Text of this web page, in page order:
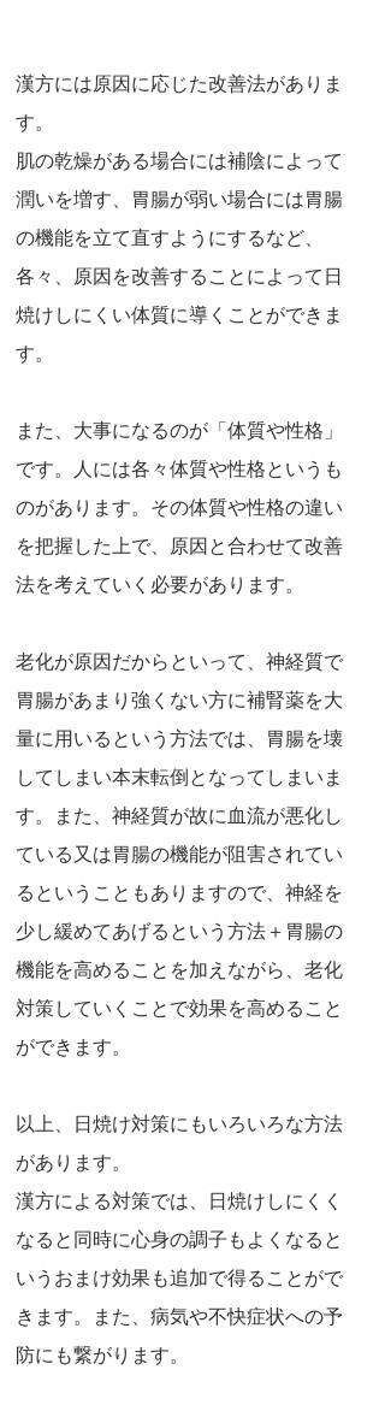
漢方には原因に応じた改善法がありま
す。
肌の乾燥がある場合には補陰によって
潤いを増す、胃腸が弱い場合には胃腸
の機能を立て直すようにするなど、
各々、原因を改善することによって日
焼けしにくい体質に導くことができま
す。
また、大事になるのが「体質や性格」
です。人には各々体質や性格というも
のがあります。その体質や性格の違い
を把握した上で、原因と合わせて改善
法を考えていく必要があります。
老化が原因だからといって、神経質で
胃腸があまり強くない方に補腎薬を大
量に用いるという方法では、胃腸を壊
してしまい本末転倒となってしまいま
す。また、神経質が故に血流が悪化し
ている又は胃腸の機能が阻害されてい
るということもありますので、神経を
少し緩めてあげるという方法＋胃腸の
機能を高めることを加えながら、老化
対策していくことで効果を高めること
ができます。
以上、日焼け対策にもいろいろな方法
があります。
漢方による対策では、日焼けしにくく
なると同時に心身の調子もよくなると
いうおまけ効果も追加で得ることがで
きます。また、病気や不快症状への予
防にも繋がります。